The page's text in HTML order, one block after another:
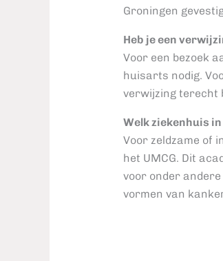
Groningen
Heb je een
Voor een bezoek
huisarts nodig.
verwijzing terecht
Welk ziekenhuis
Voor zeldzame of
het UMCG. Dit
voor onder
vormen van